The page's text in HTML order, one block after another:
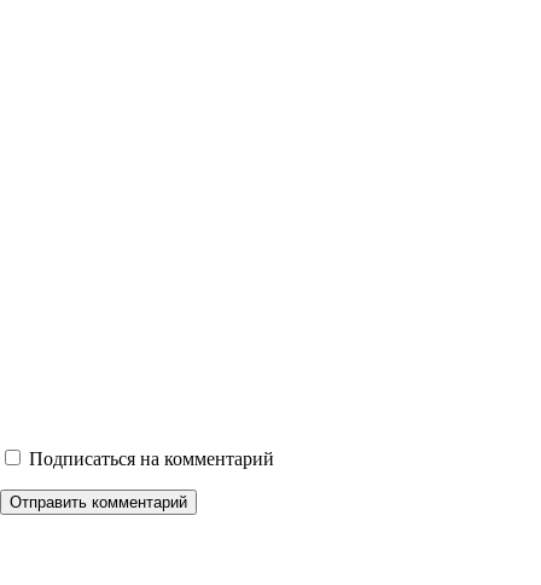
Подписаться на комментарий
Отправить комментарий